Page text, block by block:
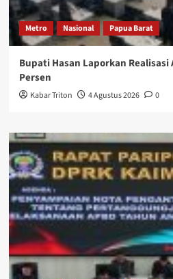
Metro Nasional Papua Barat
Bupati Hasan Laporkan Realisasi
Persen
Kabar Triton 4 Agustus 2026 0